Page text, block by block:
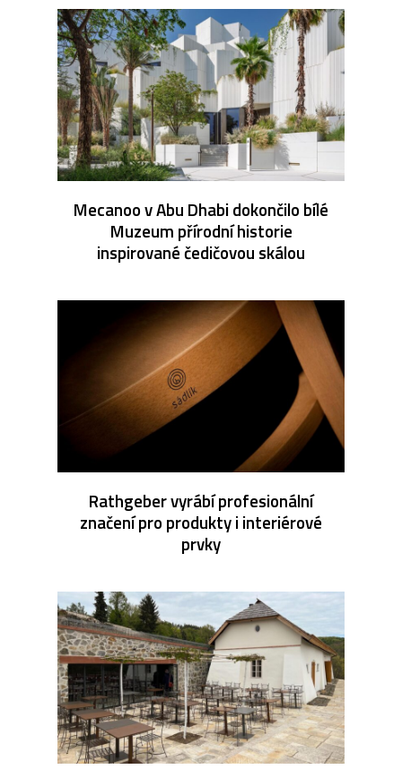
Mecanoo v Abu Dhabi dokončilo bílé
Muzeum přírodní historie
inspirované čedičovou skálou
Rathgeber vyrábí profesionální
značení pro produkty i interiérové
prvky